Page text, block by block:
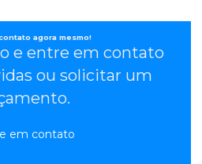
agora mesmo!
e entre em contato
ou solicitar um
em contato